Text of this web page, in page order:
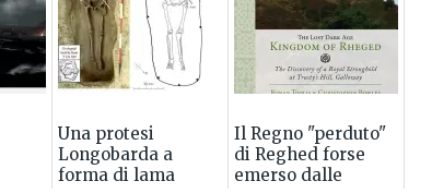
Una protesi
Longobarda a
forma di lama
Il Regno "perduto"
di Reghed forse
emerso dalle